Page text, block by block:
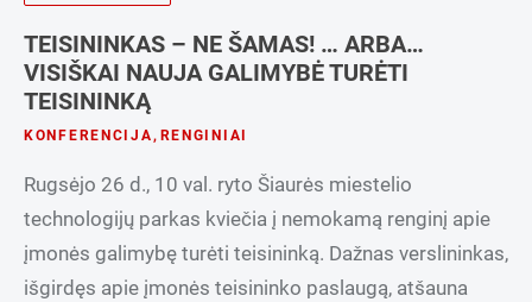
TEISININKAS – NE ŠAMAS! … ARBA…
VISIŠKAI NAUJA GALIMYBĖ TURĖTI
TEISININKĄ
KONFERENCIJA, RENGINIAI
Rugsėjo 26 d., 10 val. ryto Šiaurės miestelio
technologijų parkas kviečia į nemokamą renginį apie
įmonės galimybę turėti teisininką. Dažnas verslininkas,
išgirdęs apie įmonės teisininko paslaugą, atšauna